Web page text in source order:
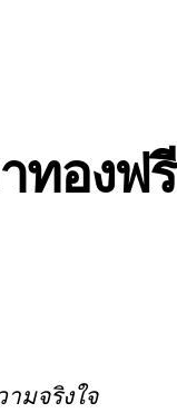
ทองฟรี
มจริงใจ